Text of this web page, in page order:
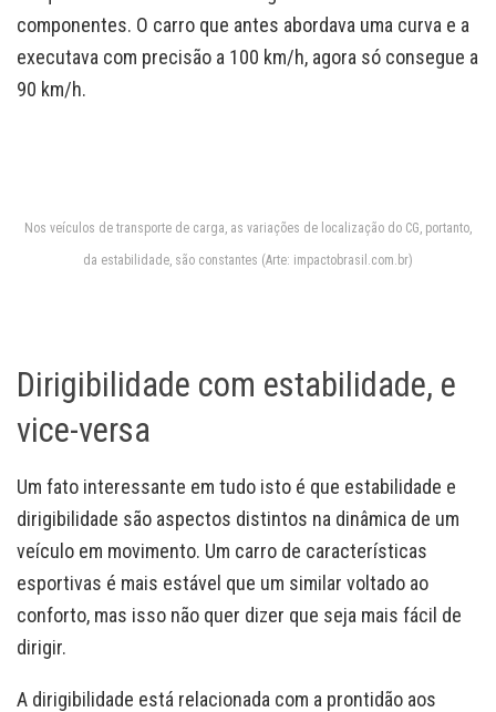
componentes. O carro que antes abordava uma curva e a
executava com precisão a 100 km/h, agora só consegue a
90 km/h.
Nos veículos de transporte de carga, as variações de localização do CG, portanto,
da estabilidade, são constantes (Arte: impactobrasil.com.br)
Dirigibilidade com estabilidade, e
vice-versa
Um fato interessante em tudo isto é que estabilidade e
dirigibilidade são aspectos distintos na dinâmica de um
veículo em movimento. Um carro de características
esportivas é mais estável que um similar voltado ao
conforto, mas isso não quer dizer que seja mais fácil de
dirigir.
A dirigibilidade está relacionada com a prontidão aos